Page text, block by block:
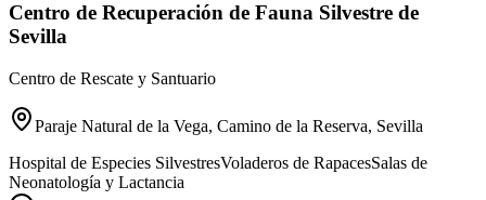
Centro de Recuperación de Fauna Silvestre de
Sevilla
Centro de Rescate y Santuario
Paraje Natural de la Vega, Camino de la Reserva, Sevilla
Hospital de Especies SilvestresVoladeros de RapacesSalas de
Neonatología y Lactancia